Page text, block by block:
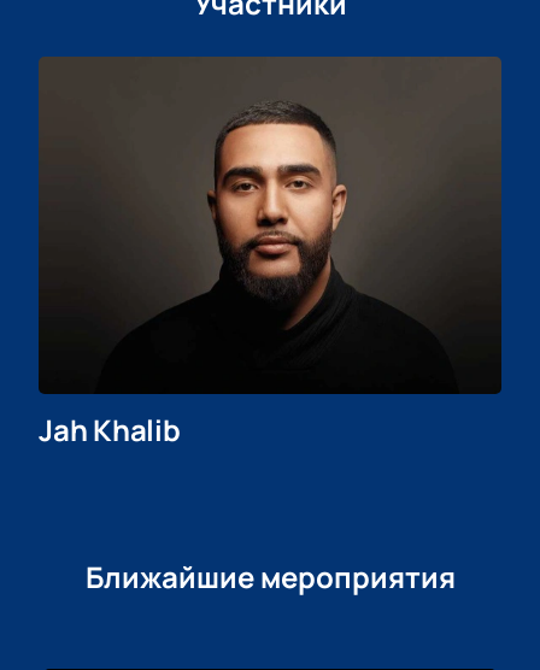
Jah Khalib
Ближайшие мероприятия